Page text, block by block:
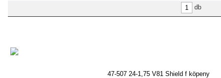
db
47-507 24-1,75 V81 Shield f köpeny